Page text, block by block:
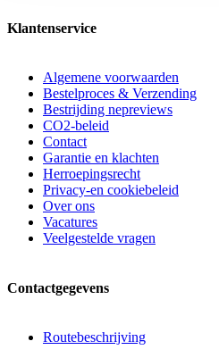
Klantenservice
Algemene voorwaarden
Bestelproces & Verzending
Bestrijding nepreviews
CO2-beleid
Contact
Garantie en klachten
Herroepingsrecht
Privacy-en cookiebeleid
Over ons
Vacatures
Veelgestelde vragen
Contactgegevens
Routebeschrijving